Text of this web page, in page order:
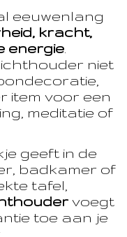
eeuwenlang
kracht,
energie
niet
item voor een
meditatie of
geeft in de
badkamer of
tafel,
voegt
toe aan je